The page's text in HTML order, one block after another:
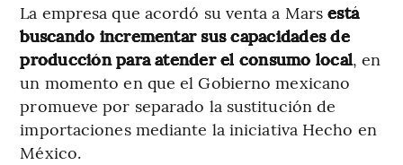
La empresa que acordó su venta a Marsestá
buscando incrementar sus capacidades de
producción para atender el consumo local, en
un momento en que el Gobierno mexicano
promueve por separado la sustitución de
importaciones mediante la iniciativa Hecho en
México.